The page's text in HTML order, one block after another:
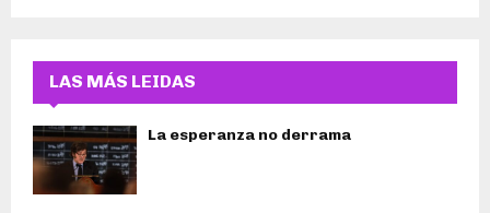
LAS MÁS LEIDAS
La esperanza no derrama